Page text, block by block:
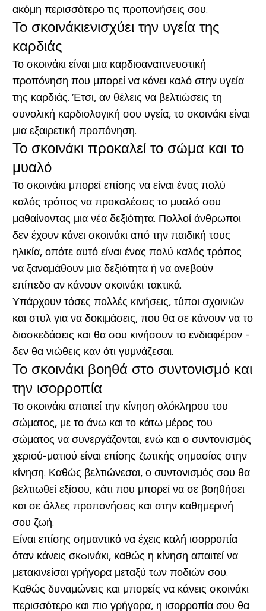
ακόμη περισσότερο τις προπονήσεις σου.
Το σκοινάκιενισχύει την υγεία της
καρδιάς
Το σκοινάκι είναι μια καρδιοαναπνευστική
προπόνηση που μπορεί να κάνει καλό στην υγεία
της καρδιάς. Έτσι, αν θέλεις να βελτιώσεις τη
συνολική καρδιολογική σου υγεία, το σκοινάκι είναι
μια εξαιρετική προπόνηση.
Το σκοινάκι προκαλεί το σώμα και το
μυαλό
Το σκοινάκι μπορεί επίσης να είναι ένας πολύ
καλός τρόπος να προκαλέσεις το μυαλό σου
μαθαίνοντας μια νέα δεξιότητα. Πολλοί άνθρωποι
δεν έχουν κάνει σκοινάκι από την παιδική τους
ηλικία, οπότε αυτό είναι ένας πολύ καλός τρόπος
να ξαναμάθουν μια δεξιότητα ή να ανεβούν
επίπεδο αν κάνουν σκοινάκι τακτικά.
Υπάρχουν τόσες πολλές κινήσεις, τύποι σχοινιών
και στυλ για να δοκιμάσεις, που θα σε κάνουν να το
διασκεδάσεις και θα σου κινήσουν το ενδιαφέρον -
δεν θα νιώθεις καν ότι γυμνάζεσαι.
Το σκοινάκι βοηθά στο συντονισμό και
την ισορροπία
Το σκοινάκι απαιτεί την κίνηση ολόκληρου του
σώματος, με το άνω και το κάτω μέρος του
σώματος να συνεργάζονται, ενώ και ο συντονισμός
χεριού-ματιού είναι επίσης ζωτικής σημασίας στην
κίνηση. Καθώς βελτιώνεσαι, ο συντονισμός σου θα
βελτιωθεί εξίσου, κάτι που μπορεί να σε βοηθήσει
και σε άλλες προπονήσεις και στην καθημερινή
σου ζωή.
Είναι επίσης σημαντικό να έχεις καλή ισορροπία
όταν κάνεις σκoινάκι, καθώς η κίνηση απαιτεί να
μετακινείσαι γρήγορα μεταξύ των ποδιών σου.
Καθώς δυναμώνεις και μπορείς να κάνεις σκοινάκι
περισσότερο και πιο γρήγορα, η ισορροπία σου θα